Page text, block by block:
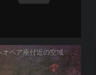
カシオペア座付近の空域 260720